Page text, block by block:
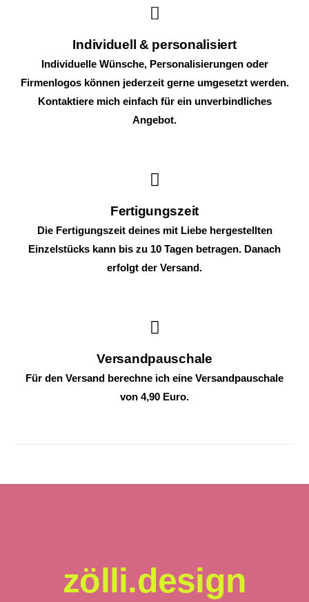
Individuell & personalisiert
Individuelle Wünsche, Personalisierungen oder
Firmenlogos können jederzeit gerne umgesetzt werden.
Kontaktiere mich einfach für ein unverbindliches
Angebot.
Fertigungszeit
Die Fertigungszeit deines mit Liebe hergestellten
Einzelstücks kann bis zu 10 Tagen betragen. Danach
erfolgt der Versand.
Versandpauschale
Für den Versand berechne ich eine Versandpauschale
von 4,90 Euro.
zölli.design